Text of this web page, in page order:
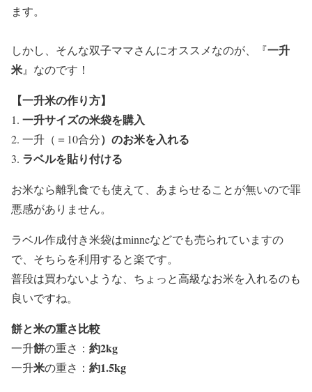
ます。
しかし、そんな双子ママさんにオススメなのが、『一升
米』なのです！
【一升米の作り方】
一升サイズの米袋を購入
一升（＝10合分） のお米を入れる
ラベルを貼り付ける
お米なら離乳食でも使えて、あまらせることが無いので罪
悪感がありません。
ラベル作成付き米袋はminneなどでも売られていますの
で、そちらを利用すると楽です。
普段は買わないような、 ちょっと高級なお米を入れるのも
良いですね。
餅と米の重さ比較
一升餅の重さ： 約2kg
一升米の重さ： 約1.5kg